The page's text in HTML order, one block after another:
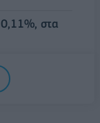
στα